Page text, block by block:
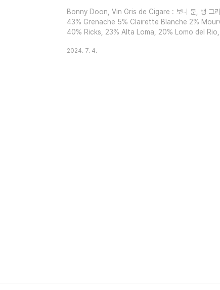
Bonny Doon, Vin Gris de Cigare : 보니 둔, 뱅 그
43% Grenache 5% Clairette Blanche 2%
40% Ricks, 23% Alta Loma, 20% Lomo del
“There is a great synergy y between the
2024. 7. 4.